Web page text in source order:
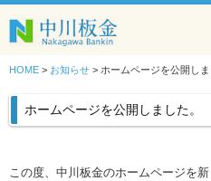
HOME > お知らせ > ホームページを公開しま
ホームページを公開しました。
この度、中川板金のホームページを新